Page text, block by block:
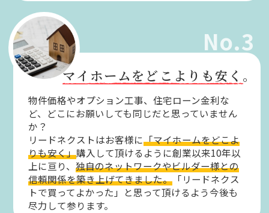
No.3
マイホームをどこよりも安く。
物件価格やオプション工事、住宅ローン金利な
ど、どこにお願いしても同じだと思っていません
か？
リードネクストはお客様に「マイホームをどこよ
りも安く」購入して頂けるように創業以来10年以
上に亘り、独自のネットワークやビルダー様との
信頼関係を築き上げてきました。 「リードネクス
トで買ってよかった」と思って頂けるよう今後も
尽力して参ります。